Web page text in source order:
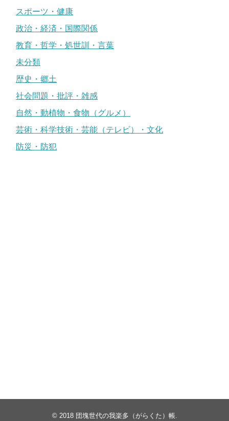
スポーツ・健康
政治・経済・国際関係
教育・哲学・処世訓・言葉
未分類
歴史・郷土
社会問題・批評・雑感
自然・動植物・食物（グルメ）
芸術・科学技術・芸能（テレビ）・文化
防災・防犯
© 2018 団塊世代の我楽多（がらくた）帳.